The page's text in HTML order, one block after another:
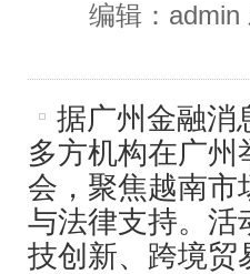
编辑：admin
据广州金融消
多方机构在广
会，聚焦越南市
与法律支持。活
技创新、跨境贸